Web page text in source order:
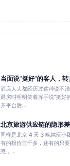
当面说“挺好”的客人，
酒店人大都经历过这种说不
退房时明明笑着挥手说“挺好
开平台后...
北京旅游供应链的隐形
同样是北京 4 天 3 晚纯玩小
有的报价三千多，还有的只
惑，...